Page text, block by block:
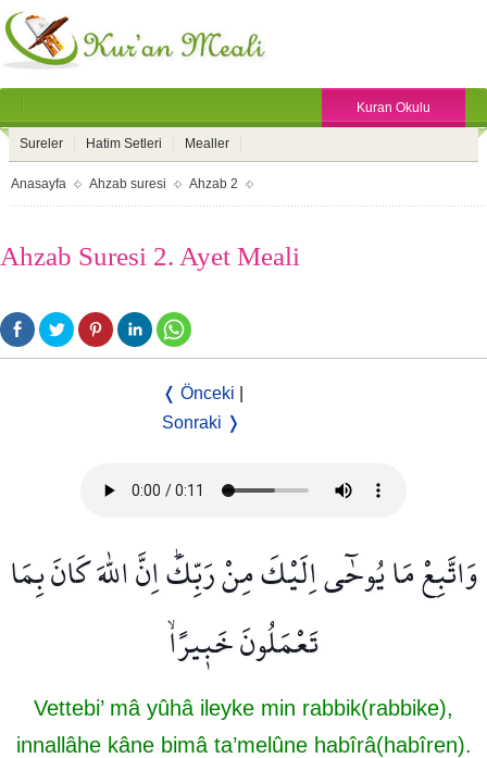
Kuran Okulu
Sureler Hatim Setleri Mealler
Anasayfa Ahzab suresi Ahzab 2
Ahzab Suresi 2. Ayet Meali
❬ Önceki
Sonraki ❭
وَاتَّبِعْ مَا يُوحٰٓى اِلَيْكَ مِنْ رَبِّكَۜ اِنَّ اللّٰهَ كَانَ بِمَا
تَعْمَلُونَ خَب۪يرًاۙ
Vettebi’ mâ yûhâ ileyke min rabbik(rabbike),
innallâhe kâne bimâ ta’melûne habîrâ(habîren).